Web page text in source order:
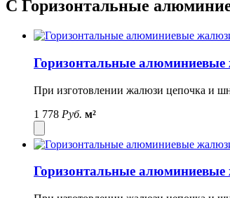
С Горизонтальные
Горизонтальные
При изготовлении жалюзи цепочка и
1 778 Руб. м²
Горизонтальные